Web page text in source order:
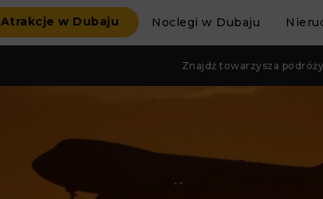
Atrakcje w Dubaju Noclegi w Dubaju
Znajdź towarzysza podróży